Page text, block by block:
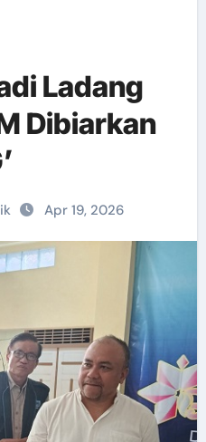
Ladang
Dibiarkan
Apr 19, 2026